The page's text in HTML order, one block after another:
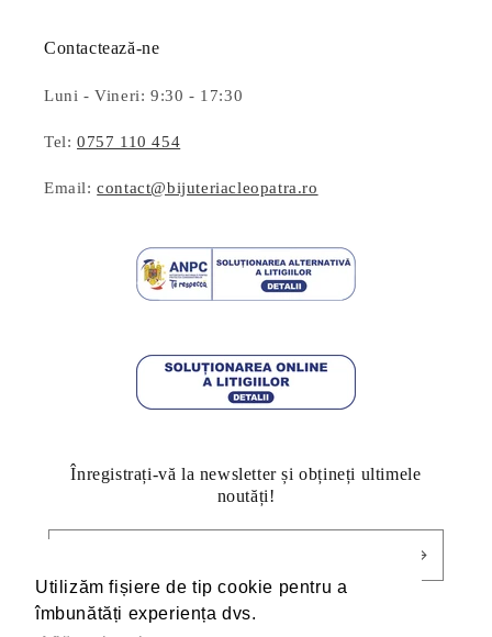
Utilizăm fișiere de tip cookie pentru a
îmbunătăți experiența dvs.
Utilizăm fișiere de tip cookie pentru a
îmbunătăți experiența dvs.
Contactează-ne
Luni - Vineri: 9:30 - 17:30
Tel:0757 110 454
Email:contact@bijuteriacleopatra.ro
Înregistrați-vă la newsletter și obțineți ultimele
noutăți!